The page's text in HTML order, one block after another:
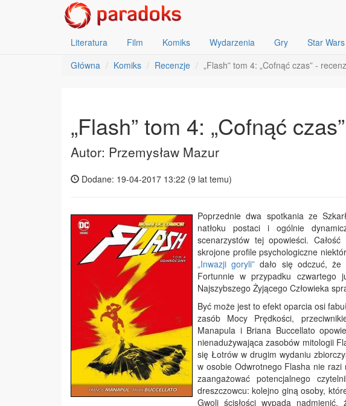
Literatura Film Komiks Wydarzenia Gry Star Wars
Główna
Komiks Recenzje „Flash” tom 4: „Cofnąć czas” -
„Flash” tom 4: „Cofnąć
Autor: Przemysław Mazur
Dodane: 19-04-2017 13:22 (9 lat temu)
Poprzednie dwa spotkania ze
natłoku postaci i ogólnie
scenarzystów tej opowieści.
skrojone profile psychologiczne
„Inwazji goryli” dało się odczuć, że
Fortunnie w przypadku czwartego
Najszybszego Żyjącego Człowieka
Być może jest to efekt oparcia osi
zasób Mocy Prędkości,
Manapula i Briana Buccellato
nienadużywająca zasobów mitologii
się Łotrów w drugim wydaniu
w osobie Odwrotnego Flasha nie
zaangażować potencjalnego
dreszczowcu: kolejno giną osoby,
Gwoli ścisłości wypada